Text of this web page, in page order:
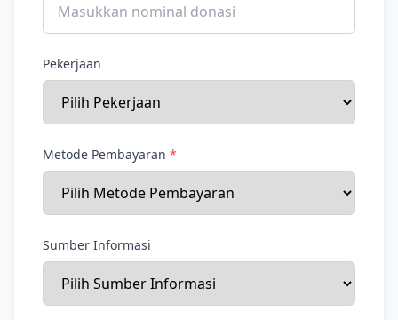
Pekerjaan
Metode Pembayaran *
Sumber Informasi